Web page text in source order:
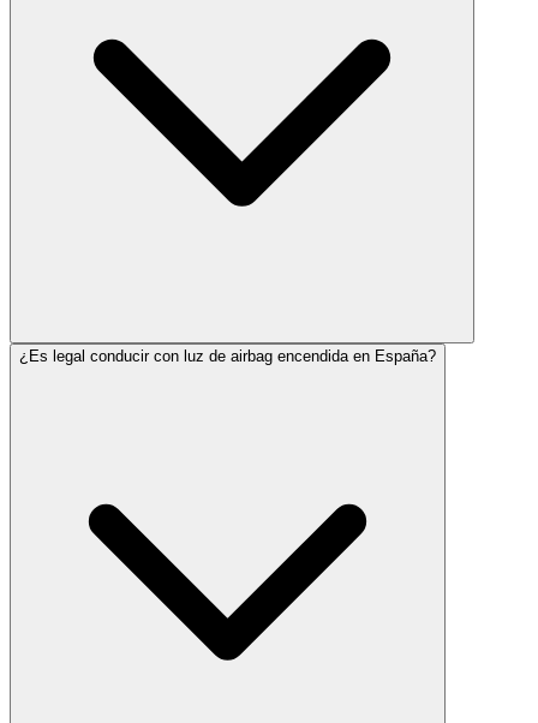
¿Es legal conducir con luz de airbag encendida en España?